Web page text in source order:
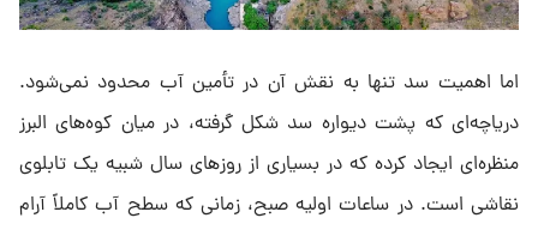
اما اهمیت سد تنها به نقش آن در تأمین آب محدود نمی‌شود.
دریاچه‌ای که پشت دیواره سد شکل گرفته، در میان کوه‌های البرز
منظره‌ای ایجاد کرده که در بسیاری از روزهای سال شبیه یک تابلوی
نقاشی است. در ساعات اولیه صبح، زمانی که سطح آب کاملاً آرام